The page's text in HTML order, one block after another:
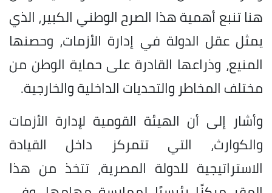
هنا تنبع أهمية هذا الصرح الوطني الكبير، الذي
يمثل عقل الدولة في إدارة الأزمات، وحصنها
المنيع، وذراعها القادرة على حماية الوطن من
مختلف المخاطر والتحديات الداخلية والخارجية.
وأشار إلى أن الهيئة القومية لإدارة الأزمات
والكوارث، التي تتمركز داخل القيادة
الاستراتيجية للدولة المصرية، تتخذ من هذا